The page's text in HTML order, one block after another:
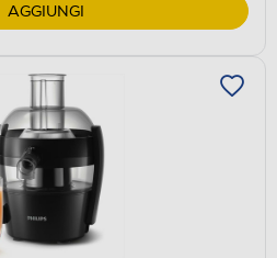
AGGIUNGI